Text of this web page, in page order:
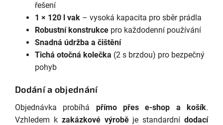
řešení
1 × 120 l vak – vysoká kapacita pro sběr prádla
Robustní konstrukce pro každodenní používání
Snadná údržba a čištění
Tichá otočná kolečka (2 s brzdou) pro bezpečný
pohyb
Dodání a objednání
Objednávka probíhá přímo přes e-shop a košík.
Vzhledem k zakázkové výroběje standardnídodací